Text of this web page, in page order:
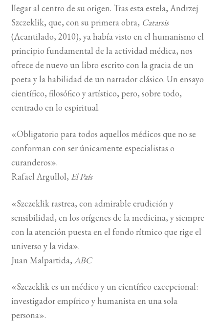
llegar al centro de su origen. Tras esta estela, Andrzej
Szczeklik, que, con su primera obra, Catarsis
(Acantilado, 2010), ya había visto en el humanismo el
principio fundamental de la actividad médica, nos
ofrece de nuevo un libro escrito con la gracia de un
poeta y la habilidad de un narrador clásico. Un ensayo
científico, filosófico y artístico, pero, sobre todo,
centrado en lo espiritual.
«Obligatorio para todos aquellos médicos que no se
conforman con ser únicamente especialistas o
curanderos».
Rafael Argullol, El País
«Szczeklik rastrea, con admirable erudición y
sensibilidad, en los orígenes de la medicina, y siempre
con la atención puesta en el fondo rítmico que rige el
universo y la vida».
Juan Malpartida, ABC
«Szczeklik es un médico y un científico excepcional:
investigador empírico y humanista en una sola
persona».